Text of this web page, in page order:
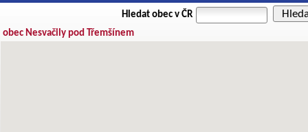
Hledat obec v ČR
obec Nesvačily pod Třemšínem